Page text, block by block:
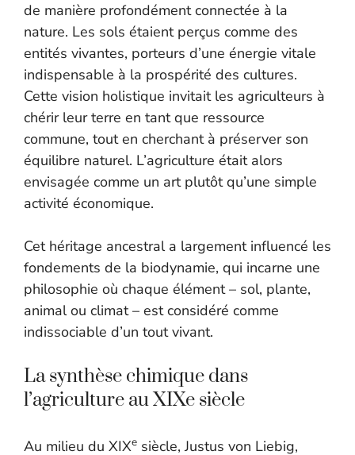
de manière profondément connectée à la
nature. Les sols étaient perçus comme des
entités vivantes, porteurs d’une énergie vitale
indispensable à la prospérité des cultures.
Cette vision holistique invitait les agriculteurs à
chérir leur terre en tant que ressource
commune, tout en cherchant à préserver son
équilibre naturel. L’agriculture était alors
envisagée comme un art plutôt qu’une simple
activité économique.
Cet héritage ancestral a largement influencé les
fondements de la biodynamie, qui incarne une
philosophie où chaque élément – sol, plante,
animal ou climat – est considéré comme
indissociable d’un tout vivant.
La synthèse chimique dans
l’agriculture au XIXe siècle
Au milieu du XIXe siècle, Justus von Liebig,